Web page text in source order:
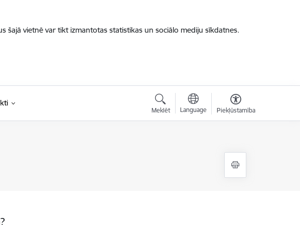
šajā vietnē var tikt izmantotas statistikas un sociālo mediju sīkdatnes.
Meklēt Language Piekļūstamība